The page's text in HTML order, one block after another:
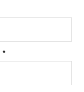
*